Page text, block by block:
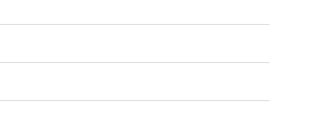
Allgemein
Jugend